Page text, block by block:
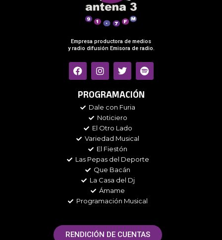
Empresa productora de medios
y radio difusión Emisora de radio.
F
a
e
o
I
n
t
g
r
a
m
T
w
t
e
r
S
p
t
PROGRAMACIÓN
Dale con Furia
Noticiero
El Otro Lado
Variedad Musical
El Fiestón
Las Pepas del Deporte
Que Bacán
La Casa del Dj
Ámame
Programación Musical
RENDICIÓN DE CUENTAS